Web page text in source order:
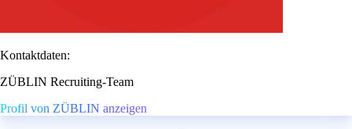
Kontaktdaten:
ZÜBLIN Recruiting-Team
Profil von ZÜBLIN anzeigen